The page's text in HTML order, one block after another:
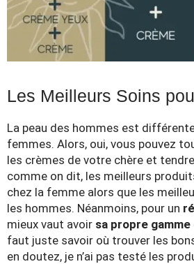
Les Meilleurs Soins
La peau des hommes est
femmes. Alors, oui, vous pouvez
les crèmes de votre chère et
comme on dit, les meilleurs
chez la femme alors que les
les hommes. Néanmoins, pour un
mieux vaut avoir sa propre
faut juste savoir où trouver les
en doutez, je n’ai pas testé les